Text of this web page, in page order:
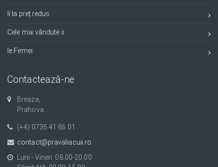
Ii la preț redus
Cele mai vândute ii
Ie Femei
Contactează-ne
Breaza,
Prahova.
(+4) 0735 41 86 01
contact@pravaliacuii.ro
Luni - Vineri: 08.00-20.00